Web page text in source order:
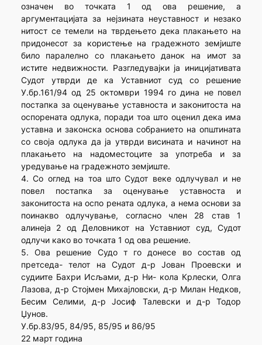
означен во точката 1 од ова решение, а
аргументацијата за нејзината неуставност и незако
нитост се темели на тврдењето дека плакањето на
придонесот за користење на градежното земјиште
било паралелно со плакањето данок на имот за
истите недвижности. Разгледувајки ја иницијативата
Судот утврди де ка Уставниот суд со решение
У.бр.161/94 од 25 октомври 1994 го дина не повел
постапка за оценување уставноста и законитоста на
оспорената одлука, поради тоа што оценил дека има
уставна и законска основа собранието на општината
со своја одлука да ја утврди висината и начинот на
плакањето на надоместоците за употреба и за
уредување на градежното земјиште.
4. Со оглед на тоа што Судот веке одлучувал и не
повел постапка за оценување уставноста и
законитоста на оспо рената одлука, а нема основи за
поинакво одлучување, согласно член 28 став 1
алинеја 2 од Деловникот на Уставниот суд, Судот
одлучи како во точката 1 од ова решение.
5. Ова решение Судо т го донесе во состав од
претседа- телот на Судот д-р Јован Проевски и
судиите Бахри Исљами, д-р Ни- кола Крлески, Олга
Лазова, д-р Стојмен Михајловски, д-р Милан Недков,
Бесим Селими, д-р Јосиф Талевски и д-р Тодор
Џунов.
У.бр.83/95, 84/95, 85/95 и 86/95
22 март година